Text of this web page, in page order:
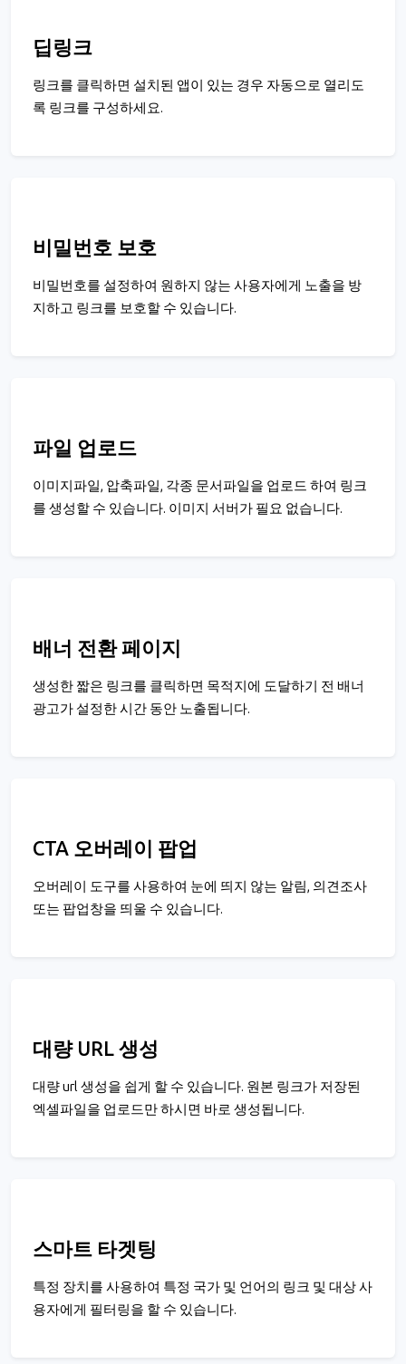
딥링크
링크를 클릭하면 설치된 앱이 있는 경우 자동으로 열리도
록 링크를 구성하세요.
비밀번호 보호
비밀번호를 설정하여 원하지 않는 사용자에게 노출을 방
지하고 링크를 보호할 수 있습니다.
파일 업로드
이미지파일, 압축파일, 각종 문서파일을 업로드 하여 링크
를 생성할 수 있습니다. 이미지 서버가 필요 없습니다.
배너 전환 페이지
생성한 짧은 링크를 클릭하면 목적지에 도달하기 전 배너
광고가 설정한 시간 동안 노출됩니다.
CTA 오버레이 팝업
오버레이 도구를 사용하여 눈에 띄지 않는 알림, 의견조사
또는 팝업창을 띄울 수 있습니다.
대량 URL 생성
대량 url 생성을 쉽게 할 수 있습니다. 원본 링크가 저장된
엑셀파일을 업로드만 하시면 바로 생성됩니다.
스마트 타겟팅
특정 장치를 사용하여 특정 국가 및 언어의 링크 및 대상 사
용자에게 필터링을 할 수 있습니다.